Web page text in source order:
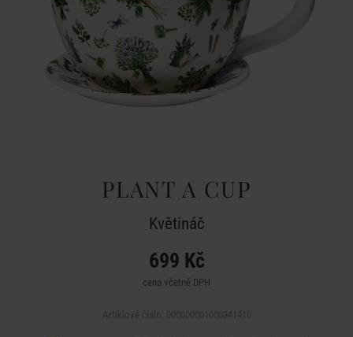
PLANT A CUP
Květináč
699 Kč
cena včetně DPH